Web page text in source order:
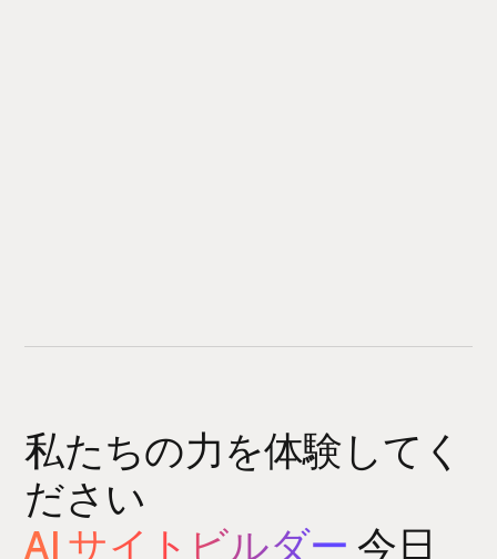
私たちの力を体験してく
ださい
AI サイトビルダー 今日